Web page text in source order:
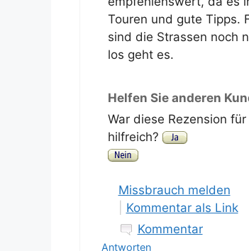
Touren und gute Tipps.
sind die Strassen noch
los geht es.
Helfen Sie anderen
War diese Rezension für
hilfreich?
Missbrauch melden
Kommentar als Link
Kommentar
Antworten